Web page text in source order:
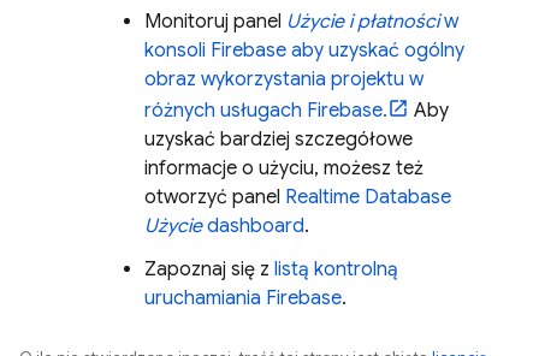
Monitoruj panel Użycie i płatnościw
konsoli Firebase aby uzyskać ogólny
obraz wykorzystania projektu w
różnych usługach Firebase.
Aby
uzyskać bardziej szczegółowe
informacje o użyciu, możesz też
otworzyć panel Realtime Database
Użyciedashboard.
Zapoznaj się z listą kontrolną
uruchamiania Firebase.